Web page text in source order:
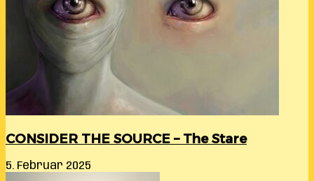
CONSIDER THE SOURCE – The Stare
5. Februar 2025